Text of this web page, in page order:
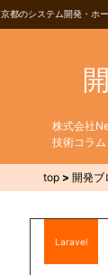
京都のシステム開発・ホ
株式会社
技術コラム
top > 開発ブ
Laravel